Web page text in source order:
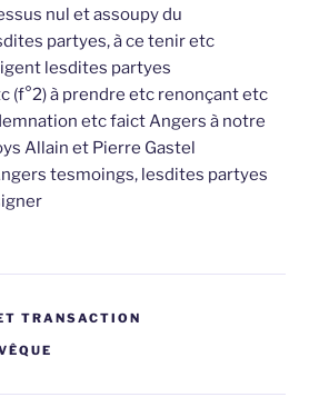
nul et assoupy du
partyes, à ce tenir etc
lesdites partyes
(f°2) à prendre etc renonçant etc
etc faict Angers à notre
Allain et Pierre Gastel
tesmoings, lesdites partyes
TRANSACTION